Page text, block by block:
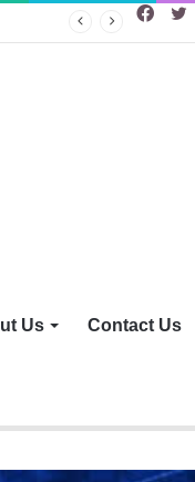
Us Contact Us